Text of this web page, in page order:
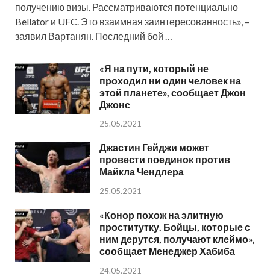
получению визы. Рассматриваются потенциально
Bellator и UFC. Это взаимная заинтересованность», –
заявил Вартанян. Последний бой …
«Я на пути, который не
проходил ни один человек на
этой планете», сообщает Джон
Джонс
25.05.2021
Джастин Гейджи может
провести поединок против
Майкла Чендлера
25.05.2021
«Конор похож на элитную
проститутку. Бойцы, которые с
ним дерутся, получают клеймо»,
сообщает Менеджер Хабиба
24.05.2021